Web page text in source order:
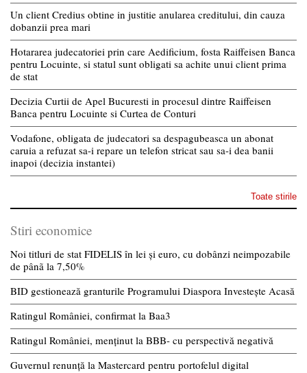
Un client Credius obtine in justitie anularea creditului, din cauza
dobanzii prea mari
Hotararea judecatoriei prin care Aedificium, fosta Raiffeisen Banca
pentru Locuinte, si statul sunt obligati sa achite unui client prima
de stat
Decizia Curtii de Apel Bucuresti in procesul dintre Raiffeisen
Banca pentru Locuinte si Curtea de Conturi
Vodafone, obligata de judecatori sa despagubeasca un abonat
caruia a refuzat sa-i repare un telefon stricat sau sa-i dea banii
inapoi (decizia instantei)
Toate stirile
Stiri economice
Noi titluri de stat FIDELIS în lei și euro, cu dobânzi neimpozabile
de pânã la 7,50%
BID gestionează granturile Programului Diaspora Investește Acasă
Ratingul României, confirmat la Baa3
Ratingul României, menținut la BBB- cu perspectivă negativă
Guvernul renunță la Mastercard pentru portofelul digital